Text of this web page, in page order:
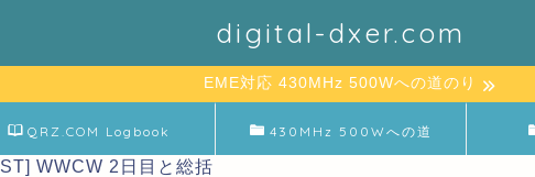
digital-dxer.com
EME対応 430MHz 500Wへの道のり
QRZ.COM Logbook 430MHz 500Wへの道
WWCW 2日目と総括